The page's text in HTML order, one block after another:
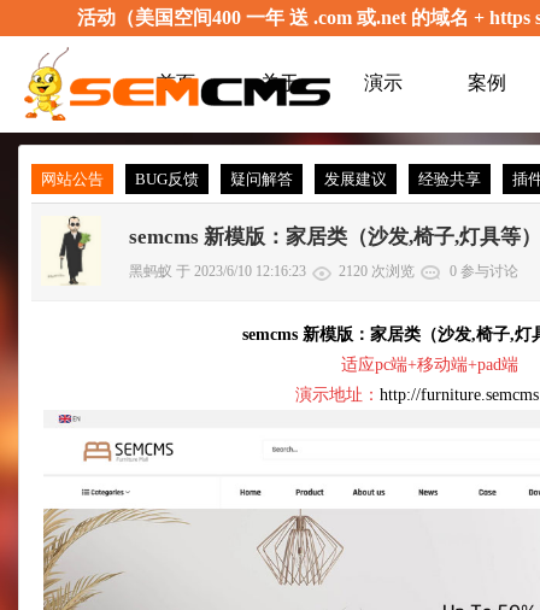
活动（美国空间400 一年 送 .com 或.net 的域名 +
首页 关于 演示 案例
网站公告 BUG反馈 疑问解答 发展建议 经验共享 插
semcms 新模版：家居类（沙发,椅子,灯具等
黑蚂蚁 于 2023/6/10 12:16:23 2120 次浏览 0 参与讨论
semcms 新模版：家居类（沙发,椅子,灯
适应pc端+移动端+pad端
演示地址： http://